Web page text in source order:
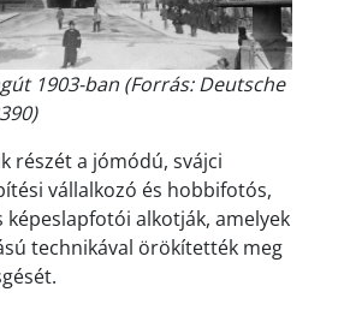
1903-ban (Forrás: Deutsche
részét a jómódú, svájci
vállalkozó és hobbifotós,
képeslapfotói alkotják, amelyek
technikával örökítették meg